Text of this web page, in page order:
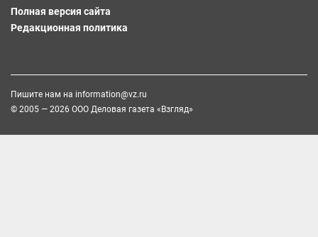
Полная версия сайта
Редакционная политика
Пишите нам на information@vz.ru
© 2005 — 2026 ООО Деловая газета «Взгляд»